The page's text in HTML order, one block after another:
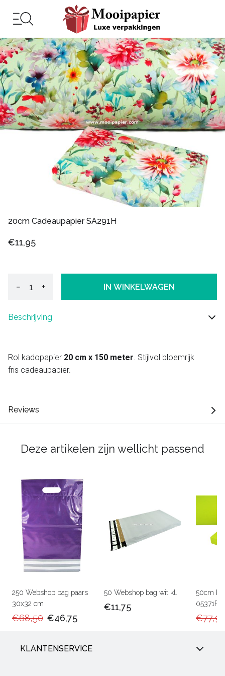
20cm Cadeaupapier SA291H
€11,95
− + IN WINKELWAGEN
Beschrijving
Rol kadopapier 20 cm x 150 meter. Stijlvol bloemrijk
fris cadeaupapier.
Reviews
Deze artikelen zijn wellicht passend
250 Webshop bag paars
30x32 cm
€68,50 €46,75
50 Webshop bag wit kl.
€11,75
50cm
05371RU
KLANTENSERVICE